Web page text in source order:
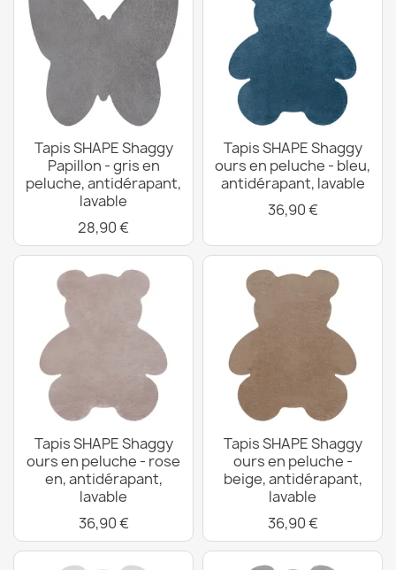
Tapis SHAPE Shaggy
Papillon - gris en
peluche, antidérapant,
lavable
28,90 €
Tapis SHAPE Shaggy
ours en peluche - bleu,
antidérapant, lavable
36,90 €
Tapis SHAPE Shaggy
ours en peluche - rose
en, antidérapant,
lavable
36,90 €
Tapis SHAPE Shaggy
ours en peluche -
beige, antidérapant,
lavable
36,90 €